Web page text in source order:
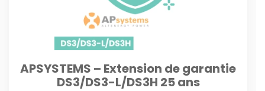
APSYSTEMS – Extension de garantie
DS3/DS3-L/DS3H 25 ans